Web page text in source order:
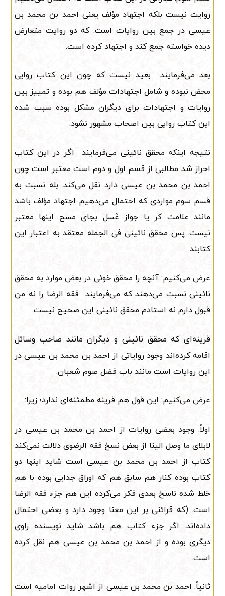
روایت نیست بلکه اجتهاد مؤلف یعنی احمد بن محمد بن
عیسی در جمع بین روایات است. که دو روایت متعارض
دیده خواسته جمع کند و اجتهاد کرده است.
بعد می‌فرمایند بعید نیست که چون این کتاب روایی
محض نبوده و شامل اجتهادات مؤلف هم بوده و تمییز بین
روایات و اجتهادات برای دیگران مشکل بوده سبب شده
این کتاب روایی بین اصحاب مشهور نشود.
نتیجه اینکه محقق نائینی می‌فرمایند اگر در این کتاب
احراز شد مطالبی از قسم اول و دوم است معتبر است چون
احمد بن محمد بن عیسی دارد نقل می‌کند. بله نسبت به
قسم سوم مواردی که احتمال می‌دهیم اجتهاد مؤلف باشد
مانند علامت کر یا جواز غَسل بجای مسح اینها معتبر
نیست. پس محقق نائینی فی الجمله معتقد به اعتبار این
کتابند.
عرض می‌کنیم: آنچه را محقق خوئی در بعض موارد به محقق
نائینی نسبت می‌دهند که می‌فرمایند فقه الرضا را نه من
قبول دارم نه استادم محقق نائینی این صحیح نیست.
قرینه‌ای که محقق نائینی و دیگران مانند صاحب وسائل
اقامه کرده‌اند وجود روایاتی از احمد بن محمد بن عیسی در
این روایات است مانند باب فضل صوم شعبان.
عرض می‌کنیم: این قول هم قرینه مطمئنه‌ای ندارد؛ زیرا:
اولاً: وجود بعضی روایات از احمد بن محمد بن عیسی در
لابلای ما وصل الینا از بعض نسخ فقه الرضوی دلالت نمی‌کند
کتاب از احمد بن محمد بن عیسی است شاید اینها دو
کتاب بوده کنار هم سابق هم که اوراق جدایی بوده با هم
خلط شده ناسخ بعدی فکر می‌کرده این هم جزء فقه الرضا
است. (که قرائنی بر این معنا وجود دارد و بعضی احتمال
داده‌اند. اگر جزء کتاب هم باشد شاید نویسنده راوی
دیگری بوده و از احمد بن محمد بن عیسی هم نقل کرده
است.
ثانیاً: احمد بن محمد بن عیسی از اشهر روات امامیه است